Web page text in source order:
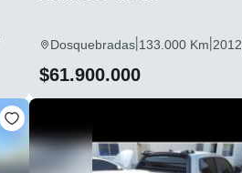
Dosquebradas|133.000 Km|2012
$61.900.000